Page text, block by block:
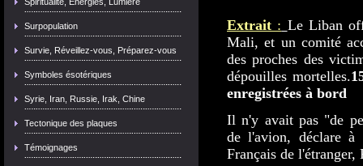
Surpopulation
Survie, Réveillez-vous, Préparez-vous
Symboles ésotériques
Syrie, Iran, Russie, Irak, Chine
Tectonique des plaques
Témoignages
Extrait : Le Liban
Mali, et un comité
des proches des
dépouilles mortelles.
enregistrées à bord
Il n'y avait pas "de
de l'avion, déclare à
Français de